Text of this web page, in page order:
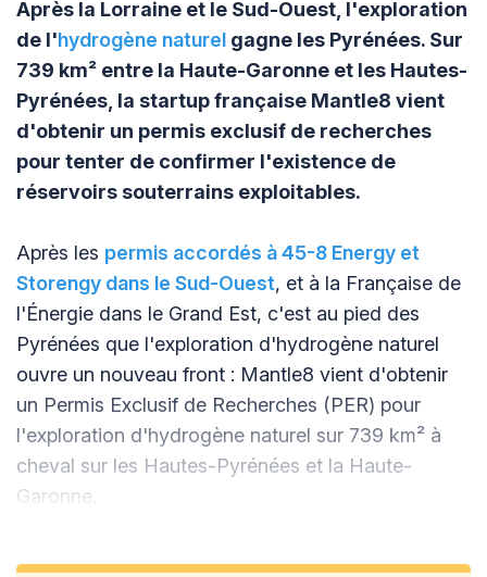
Après la Lorraine et le Sud-Ouest, l'exploration
de l'hydrogène naturel gagne les Pyrénées. Sur
739 km² entre la Haute-Garonne et les Hautes-
Pyrénées, la startup française Mantle8 vient
d'obtenir un permis exclusif de recherches
pour tenter de confirmer l'existence de
réservoirs souterrains exploitables.
Après les permis accordés à 45-8 Energy et
Storengy dans le Sud-Ouest, et à la Française de
l'Énergie dans le Grand Est, c'est au pied des
Pyrénées que l'exploration d'hydrogène naturel
ouvre un nouveau front : Mantle8 vient d'obtenir
un Permis Exclusif de Recherches (PER) pour
l'exploration d'hydrogène naturel sur 739 km² à
cheval sur les Hautes-Pyrénées et la Haute-
Garonne.